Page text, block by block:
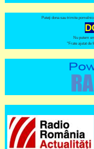
Puteți dona sau trimite
Nu putem
"Frate ajutat de